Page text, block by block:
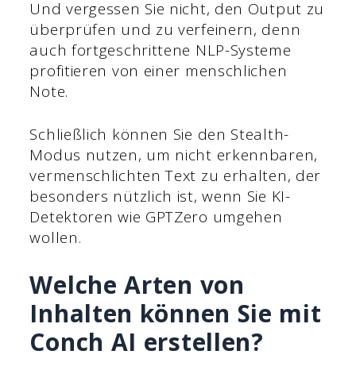
Und vergessen Sie nicht, den Output zu
überprüfen und zu verfeinern, denn
auch fortgeschrittene NLP-Systeme
profitieren von einer menschlichen
Note.
Schließlich können Sie den Stealth-
Modus nutzen, um nicht erkennbaren,
vermenschlichten Text zu erhalten, der
besonders nützlich ist, wenn Sie KI-
Detektoren wie GPTZero umgehen
wollen.
Welche Arten von
Inhalten können Sie mit
Conch AI erstellen?